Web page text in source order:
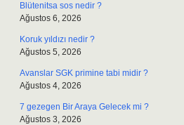
Blütenitsa sos nedir ?
Ağustos 6, 2026
Koruk yıldızı nedir ?
Ağustos 5, 2026
Avanslar SGK primine tabi midir ?
Ağustos 4, 2026
7 gezegen Bir Araya Gelecek mi ?
Ağustos 3, 2026